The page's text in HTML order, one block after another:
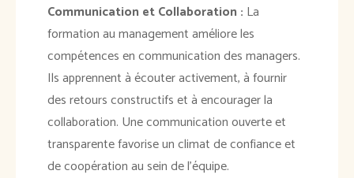
Communication et Collaboration : La
formation au management améliore les
compétences en communication des managers.
Ils apprennent à écouter activement, à fournir
des retours constructifs et à encourager la
collaboration. Une communication ouverte et
transparente favorise un climat de confiance et
de coopération au sein de l'équipe.